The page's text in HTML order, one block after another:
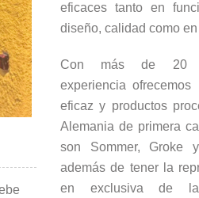
eficaces tanto en
diseño, calidad como
Con más de 20
experiencia ofrecemos
eficaz y productos
Alemania de primera
son Sommer, Groke
además de tener la
en exclusiva de